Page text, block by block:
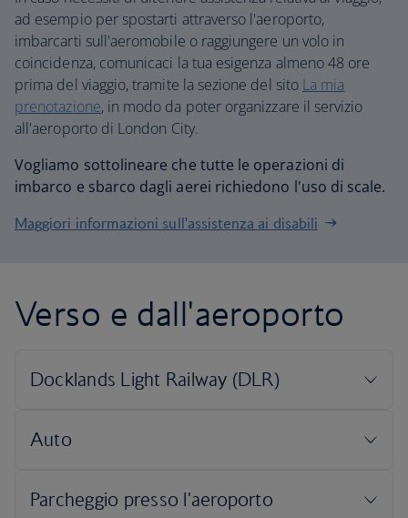
ad esempio per spostarti attraverso l'aeroporto,
imbarcarti sull'aeromobile o raggiungere un volo in
coincidenza, comunicaci la tua esigenza almeno 48 ore
prima del viaggio, tramite la sezione del sito La mia
prenotazione, in modo da poter organizzare il servizio
all'aeroporto di London City.
Vogliamo sottolineare che tutte le operazioni di
imbarco e sbarco dagli aerei richiedono l'uso di scale.
Maggiori informazioni sull'assistenza ai disabili
Verso e dall'aeroporto